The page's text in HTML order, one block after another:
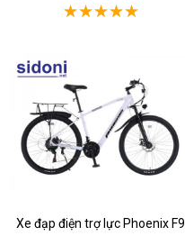
Xe đạp điện trợ lực Phoenix F9